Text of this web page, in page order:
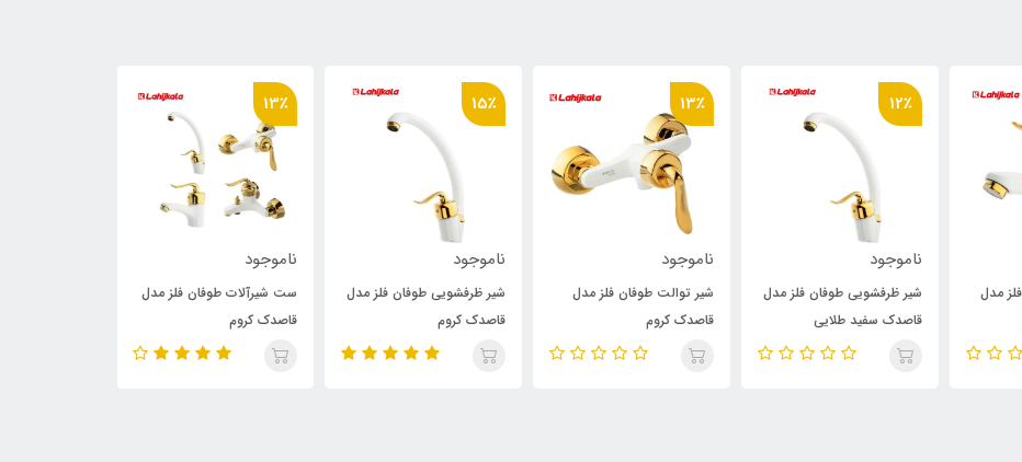
مدل
12٪
ناموجود
شیر ظرفشویی طوفان فلز مدل
قاصدک سفید طلایی
13٪
ناموجود
شیر توالت طوفان فلز مدل
قاصدک کروم
15٪
ناموجود
شیر ظرفشویی طوفان فلز مدل
قاصدک کروم
13٪
ناموجود
ست شیرآلات طوفان فلز مدل
قاصدک کروم